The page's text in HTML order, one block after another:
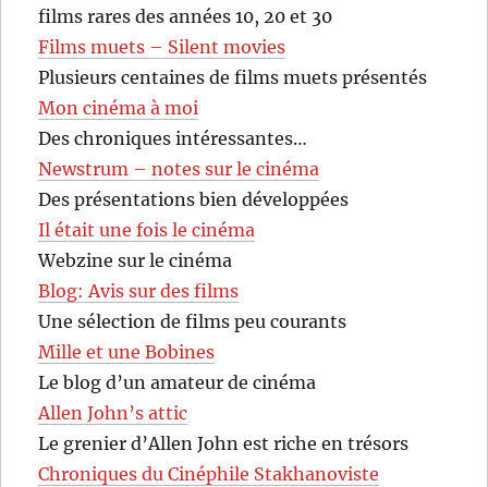
films rares des années 10, 20 et 30
Films muets – Silent movies
Plusieurs centaines de films muets présentés
Mon cinéma à moi
Des chroniques intéressantes…
Newstrum – notes sur le cinéma
Des présentations bien développées
Il était une fois le cinéma
Webzine sur le cinéma
Blog: Avis sur des films
Une sélection de films peu courants
Mille et une Bobines
Le blog d’un amateur de cinéma
Allen John’s attic
Le grenier d’Allen John est riche en trésors
Chroniques du Cinéphile Stakhanoviste